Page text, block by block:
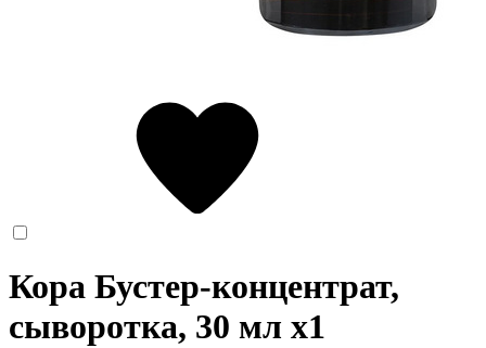
Кора Бустер-концентрат,
сыворотка, 30 мл x1